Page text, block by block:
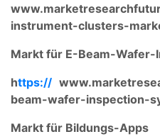
instrument-clusters-
Markt für E-Beam-
https://
beam-wafer-inspection-
Markt für Bildungs-Apps